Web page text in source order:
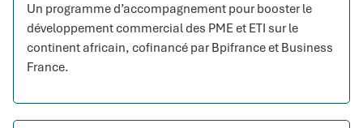
Un programme d’accompagnement pour booster le
développement commercial des PME et ETI sur le
continent africain, cofinancé par Bpifrance et Business
France.